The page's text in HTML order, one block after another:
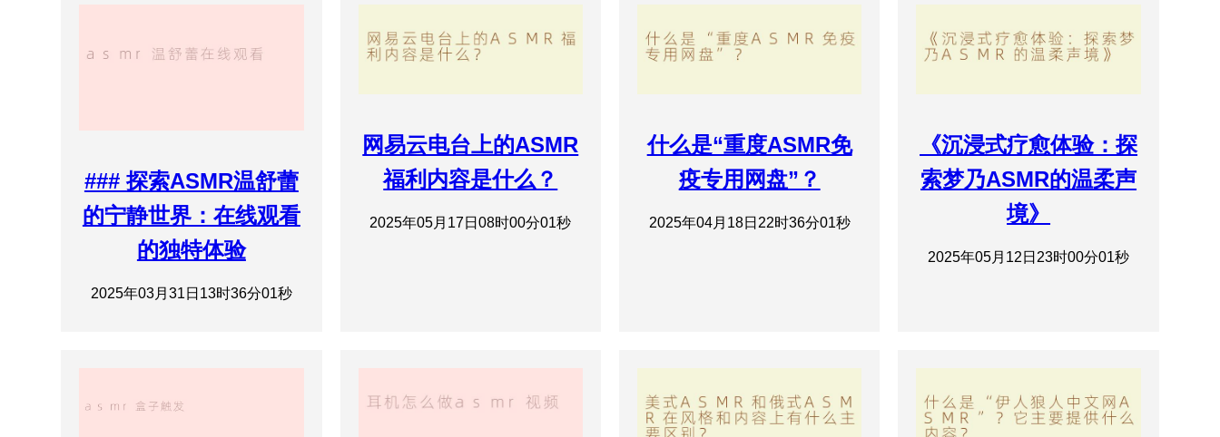
### 探索ASMR温舒蕾
的宁静世界：在线观看
的独特体验
2025年03月31日13时36分01秒
网易云电台上的ASMR
福利内容是什么？
2025年05月17日08时00分01秒
什么是“重度ASMR免
疫专用网盘”？
2025年04月18日22时36分01秒
《沉浸式疗愈体验：探
索梦乃ASMR的温柔声
境》
2025年05月12日23时00分01秒